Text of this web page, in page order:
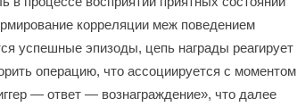
корреляции меж поведением
успешные эпизоды, цепь награды реагирует
операцию, что ассоциируется с моментом
— ответ — вознаграждение», что далее